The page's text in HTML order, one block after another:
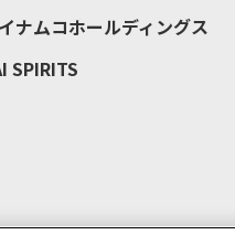
ナムコホールディングス
SPIRITS